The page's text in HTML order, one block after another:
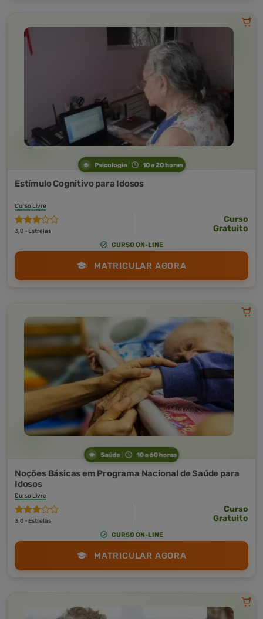
Psicologia 10 a 20 horas
Estímulo Cognitivo para Idosos
Curso Livre
3,0 · Estrelas
Curso
Gratuito
CURSO ON-LINE
MATRICULAR AGORA
Saúde 10 a 60 horas
Noções Básicas em Programa Nacional de Saúde para
Idosos
Curso Livre
3,0 · Estrelas
Curso
Gratuito
CURSO ON-LINE
MATRICULAR AGORA